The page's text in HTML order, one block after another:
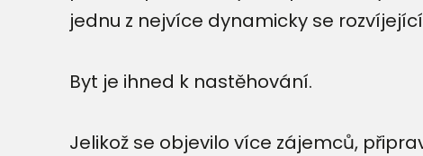
jednu z nejvíce dynamicky se
Byt je ihned k nastěhování.
Jelikož se objevilo více zájemců,